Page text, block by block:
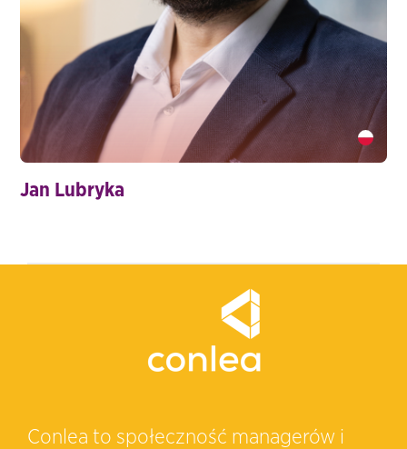
Jan Lubryka
Conlea to społeczność managerów i